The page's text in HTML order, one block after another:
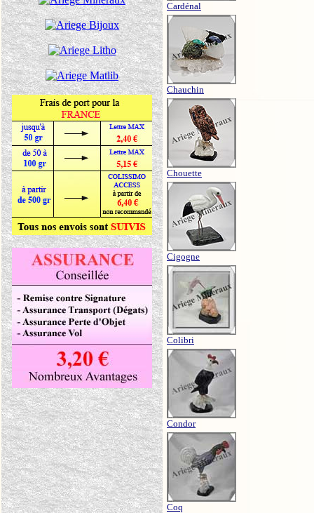
Cardénal
Chauchin
Chouette
Cigogne
Colibri
Condor
Coq